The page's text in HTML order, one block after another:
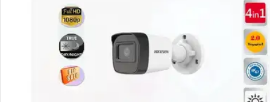
Lựa chọn nhà cung cấp uy tín và giá thành phù hợp: Lua
cung cấp camera IP uy tín, cam kết chất lượng sản phẩm và dịch
Mong rằng những thông tin trên sẽ giúp bạn có sự lựa chọn tốt
lắp đặt Camera IP hình sắt, nét và chất lượng với giá rẻ. Nếu bạn
thông tin hoặc có bất kỳ câu hỏi nào khác, vui lòng cho biết để